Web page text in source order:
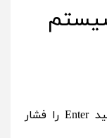
4. حرف Y را تایپ کنید و برای تأیید کلید Enter را فشار